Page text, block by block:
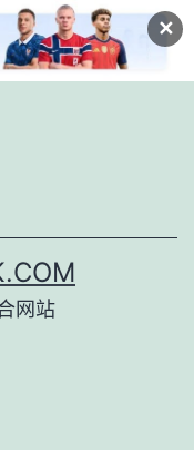
✕
网站